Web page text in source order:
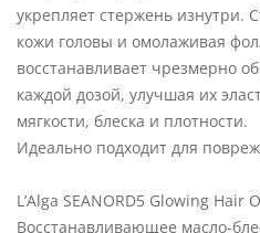
укрепляет стержень изнутри.
кожи головы и омолаживая
восстанавливает чрезмерно
каждой дозой, улучшая их
мягкости, блеска и плотности.
Идеально подходит для
L’Alga SEANORD5 Glowing Hair
Восстанавливающее масло-